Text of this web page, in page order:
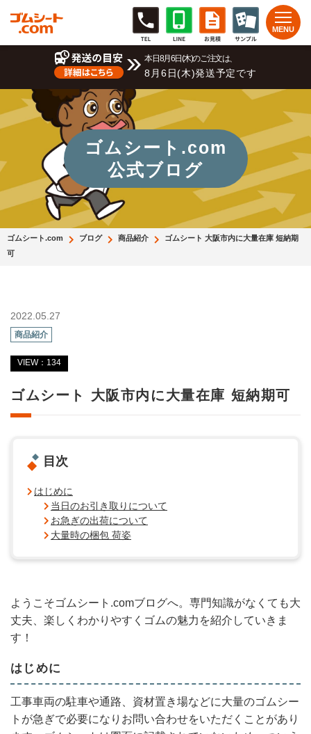
本日8月6日(木)のご注文は、
8月6日(木)発送予定です
ゴムシート.com
公式ブログ
ゴムシート.com ブログ 商品紹介
ゴムシート 大阪市内に大量在庫 短納期
可
2022.05.27
商品紹介
VIEW：134
ゴムシート 大阪市内に大量在庫 短納期可
目次
はじめに
当日のお引き取りについて
お急ぎの出荷について
大量時の梱包 荷姿
ようこそゴムシート.comブログへ。専門知識がなくても大
丈夫、楽しくわかりやすくゴムの魅力を紹介していきま
す！
はじめに
工事車両の駐車や通路、資材置き場などに大量のゴムシー
トが急ぎで必要になりお問い合わせをいただくことがあり